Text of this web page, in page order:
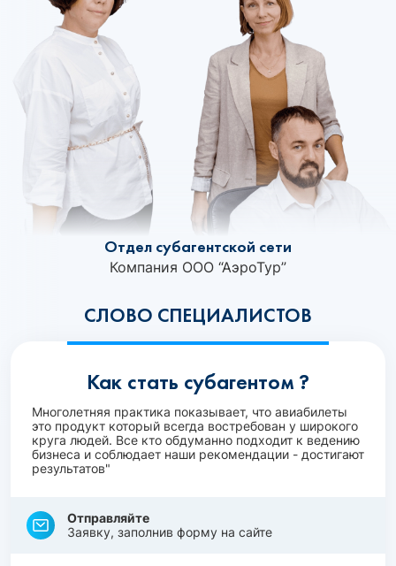
СЛОВО СПЕЦИАЛИСТОВ
Отдел субагентской сети
Компания ООО “АэроТур”
Как стать субагентом ?
Многолетняя практика показывает, что авиабилеты
это продукт который всегда востребован у широкого
круга людей. Все кто обдуманно подходит к ведению
бизнеса и соблюдает наши рекомендации - достигают
результатов"
Отправляйте
Заявку, заполнив форму на сайте